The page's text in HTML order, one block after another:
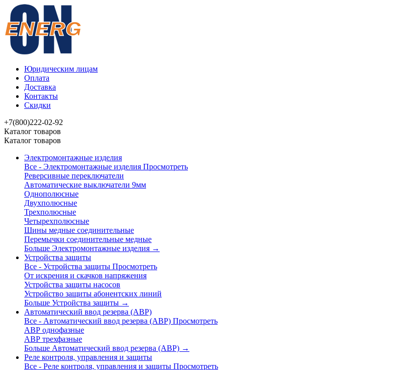
Юридическим лицам
Оплата
Доставка
Контакты
Скидки
+7(800)222-02-92
Каталог товаров
Каталог товаров
Электромонтажные изделия
Все - Электромонтажные изделия Просмотреть
Реверсивные переключатели
Автоматические выключатели 9мм
Однополюсные
Двухполюсные
Трехполюсные
Четырехполюсные
Шины медные соединительные
Перемычки соединительные медные
Больше Электромонтажные изделия →
Устройства защиты
Все - Устройства защиты Просмотреть
От искрения и скачков напряжения
Устройства защиты насосов
Устройство защиты абонентских линий
Больше Устройства защиты →
Автоматический ввод резерва (АВР)
Все - Автоматический ввод резерва (АВР) Просмотреть
АВР однофазные
АВР трехфазные
Больше Автоматический ввод резерва (АВР) →
Реле контроля, управления и защиты
Все - Реле контроля, управления и защиты Просмотреть